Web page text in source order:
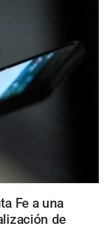
Fe a una
de